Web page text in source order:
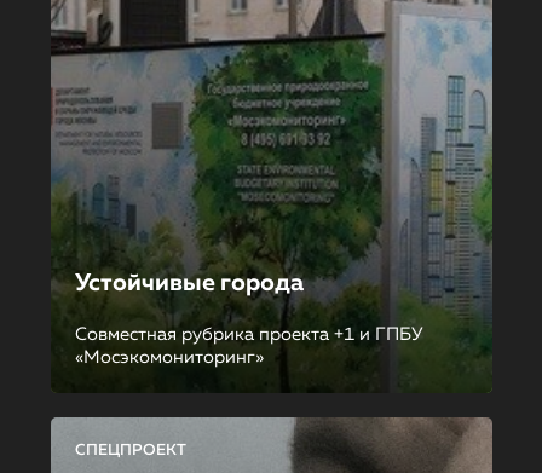
Устойчивые города
Совместная рубрика проекта +1 и ГПБУ
«Мосэкомониторинг»
СПЕЦПРОЕКТ